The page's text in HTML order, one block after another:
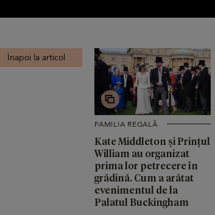
Înapoi la articol
FAMILIA REGALĂ
Kate Middleton și Prințul
William au organizat
prima lor petrecere în
grădină. Cum a arătat
evenimentul de la
Palatul Buckingham